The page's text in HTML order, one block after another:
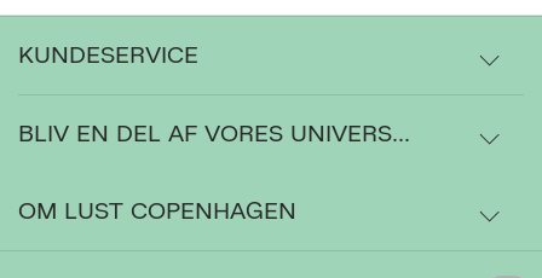
KUNDESERVICE
Levering
Ordrestatus
BLIV EN DEL AF VORES UNIVERS...
OM LUST COPENHAGEN